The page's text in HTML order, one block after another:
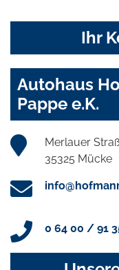
Ihr
Autohaus
Pappe e.K.
Merlauer
35325 Mücke
0 64 00 / 91